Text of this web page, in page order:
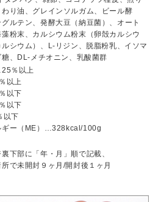
わり油、グレインソルガム、ビール酵
ルテン、発酵大豆（納豆菌）、オート
藻粉末、カルシウム粉末（卵殻カルシウ
シウム）、L-リジン、脱脂粉乳、イソマ
糖、DL-メチオニン、乳酸菌群
％以上
以上
以下
以下
以下
ギー（ME）…328kcal/100g
下部に「年・月」順で記載、
で未開封９ヶ月/開封後１ヶ月